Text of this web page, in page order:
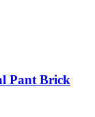
Pant Brick